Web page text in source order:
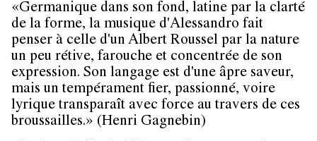
«Germanique dans son fond, latine par la clarté
de la forme, la musique d'Alessandro fait
penser à celle d'un Albert Roussel par la nature
un peu rétive, farouche et concentrée de son
expression. Son langage est d'une âpre saveur,
mais un tempérament fier, passionné, voire
lyrique transparaît avec force au travers de ces
broussailles.» (Henri Gagnebin)